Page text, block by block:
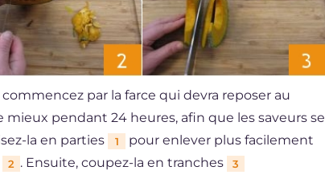
par la farce qui devra reposer au
pendant 24 heures, afin que les saveurs se
la en parties
1
pour enlever plus facilement
2 . Ensuite, coupez-la en tranches 3